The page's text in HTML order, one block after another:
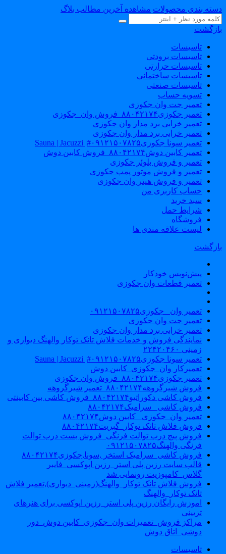
بندی محصولات مشاهده آخرین مطالب بلاگ
تاسیسات
تاسیسات برودتی
تاسیسات حرارتی
تاسیسات ساختمانی
تاسیسات صنعتی
تسویه حساب
تعمیر جت وان جکوزی
تعمیر جکوزی۸۸۰۴۲۱۷۴_فروش وان_جکوزی
تعمیر خرابی برد مدار وان جکوزی
تعمیر خرابی برد مدار وان جکوزی
تعمیر سونا جکوزی۰۹۱۲۱۵۰۷۸۲۵#| Sauna | Jacuzzi
تعمیر کابین دوش۸۸۰۴۲۱۷۴_فروش کابین دوش
تعمیر و فروش بلوئر جکوزی
تعمیر و فروش موتور پمپ جکوزی
تعمیر و فروش هیتر وان جکوزی
حساب کاربری من
سبد خرید
شرایط حمل
فروشگاه
لیست علاقه مندی ها
پیش‌نویس خودکار
تعمیر قطعات وان جکوزی
تعمیر وان _جکوزی۰۹۱۲۱۵۰۷۸۲۵
تعمیر جت وان جکوزی
تعمیر خرابی برد مدار وان جکوزی
نمایندگی فروش و خدمات فلاش تانک توکار والهنگ دیواری و
زمینی ۲۲۴۲۰۴۶۰
تعمیر سونا جکوزی۰۹۱۲۱۵۰۷۸۲۵#| Sauna | Jacuzzi
تعمیرکار وان_جکوزی_کابین دوش
تعمیر جکوزی۸۸۰۴۲۱۷۴_فروش وان جکوزی
فروش شیرگروهه۸۸۰۴۲۱۷۴_تعمیر شیرگروهه
فروش کاشی دکوراتیو۸۸۰۴۲۱۷۴_فروش کاشی بین کابینتی
فروش کاشی _سرامیک۸۸۰۴۲۱۷۴
تعمیر وان_جکوزی_ کابین دوش۸۸۰۴۲۱۷۴
فروش فلاش تانک توکار_گبریت۸۸۰۴۲۱۷۴
فروش پیچ درب توالت فرنگی_فروش بست درب توالت
فرنگی والهنگ۰۹۱۲۱۵۰۷۸۲۵
فروش کاشی_سرامیک استخر ,سونا,جکوزی۸۸۰۴۲۱۷۴
قالب سایت رزین پلی استر_رزین اپوکسی_فایبر
گلاس_کامپوزیت رونمایی شد
فروش فلاش تانک توکار_والهنگ(زمینی_دیواری),تعمیر فلاش
تانک توکار_والهنگ
اموزش رایگان رزین پلی استر_رزین اپوکسی برای هنرهای
تزیینی
مراکز فروش_تعمیرات وان_جکوزی_کابین دوش_دور
دوشی_اتاق دوش
تاسیسات